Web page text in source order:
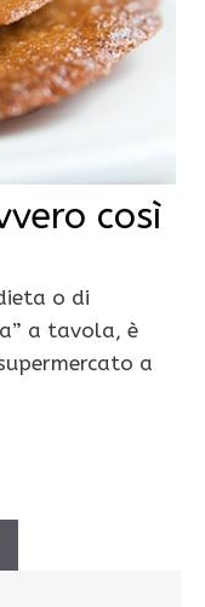
così
o di
a tavola, è
a